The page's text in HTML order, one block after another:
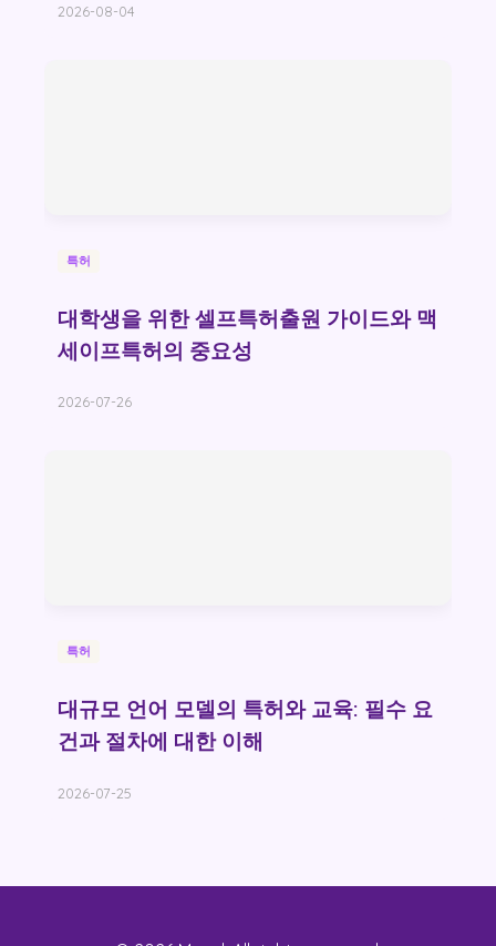
2026-08-04
특허
대학생을 위한 셀프특허출원 가이드와 맥
세이프특허의 중요성
2026-07-26
특허
대규모 언어 모델의 특허와 교육: 필수 요
건과 절차에 대한 이해
2026-07-25